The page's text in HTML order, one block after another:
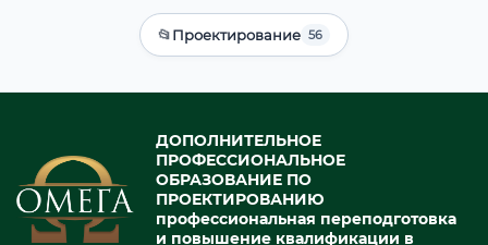
📂Проектирование 56
ДОПОЛНИТЕЛЬНОЕ
ПРОФЕССИОНАЛЬНОЕ
ОБРАЗОВАНИЕ ПО
ПРОЕКТИРОВАНИЮ
профессиональная переподготовка
и повышение квалификации в